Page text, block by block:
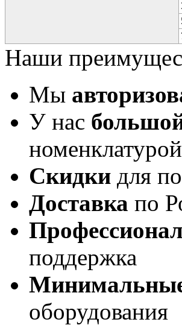
Наши
Мы
У нас
номенклатурой
Скидки для
Доставка по
поддержка
оборудования